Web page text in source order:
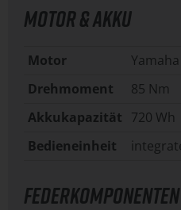
MOTOR & AKKU
Motor
Drehmoment
85 Nm
Akkukapazität 720 Wh
Bedieneinheit
FEDERKOMPONENTEN